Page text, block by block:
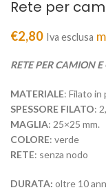
Rete per
€2,80 Iva esclusa
RETE PER CAMION
MATERIALE: Filato
SPESSORE FILATO:
MAGLIA: 25×25 mm.
COLORE: verde
RETE: senza nodo
DURATA: oltre 10